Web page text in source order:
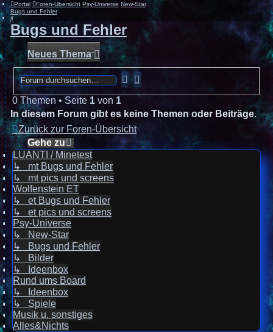
Portal Foren-Übersicht Psy-Universe New-Star
Bugs und Fehler
Suche
Bugs und Fehler
Neues Thema
Suche
Suche
0 Themen • Seite 1von 1
In diesem Forum gibt es keine Themen oder Beiträge.
Zurück zur Foren-Übersicht
Gehe zu
LUANTI / Minetest
↳ mt Bugs und Fehler
↳ mt pics und screens
Wolfenstein ET
↳ et Bugs und Fehler
↳ et pics und screens
Psy-Universe
↳ New-Star
↳ Bugs und Fehler
↳ Bilder
↳ Ideenbox
Rund ums Board
↳ Ideenbox
↳ Spiele
Musik u. sonstiges
Alles&Nichts